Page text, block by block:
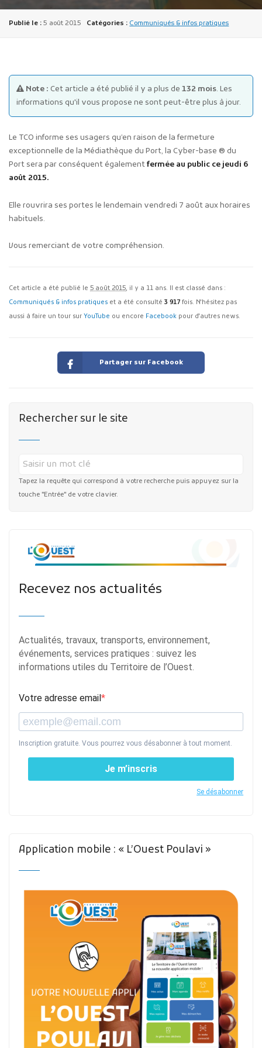
Publicité des actes
Marchés publics
Plans d'accès
Publié le : 5 août 2015 Catégories : Communiqués & infos pratiques
Note : Cet article a été publié il y a plus de 132 mois. Les
informations qu'il vous propose ne sont peut-être plus à jour.
Le TCO informe ses usagers qu’en raison de la fermeture
exceptionnelle de la Médiathèque du Port, la Cyber-base ® du
Port sera par conséquent égalementfermée au public ce jeudi 6
août 2015.
Elle rouvrira ses portes le lendemain vendredi 7 août aux horaires
habituels.
Vous remerciant de votre compréhension.
Cet article a été publié le 5 août 2015, il y a 11 ans. Il est classé dans :
Communiqués & infos pratiques et a été consulté 3 917 fois. N'hésitez pas
aussi à faire un tour sur YouTube ou encore Facebook pour d'autres news.
Partager sur Facebook
Rechercher sur le site
Tapez la requête qui correspond à votre recherche puis appuyez sur la
touche "Entrée" de votre clavier.
Recevez nos actualités
Actualités, travaux, transports, environnement,
événements, services pratiques : suivez les
informations utiles du Territoire de l’Ouest.
Votre adresse email
Inscription gratuite. Vous pourrez vous désabonner à tout moment.
Je m’inscris
Se désabonner
Application mobile : « L’Ouest Poulavi »